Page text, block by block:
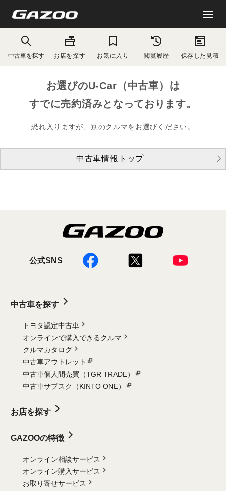
中古車を探す お店を探す お気に入り 閲覧履歴 保存した見積
お選びのU-Car（中古車）は
すでに売約済みとなっております。
恐れ入りますが、別のクルマをお選びください。
中古車情報トップ
公式SNS
中古車を探す
トヨタ認定中古車
オンラインで購入できるクルマ
クルマカタログ
中古車アウトレット
中古車個人間売買（TGR TRADE）
中古車サブスク（KINTO ONE）
お店を探す
GAZOOの特徴
オンライン相談サービス
オンライン購入サービス
お取り寄せサービス